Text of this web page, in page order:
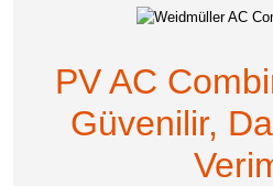
PV AC
Güvenilir,